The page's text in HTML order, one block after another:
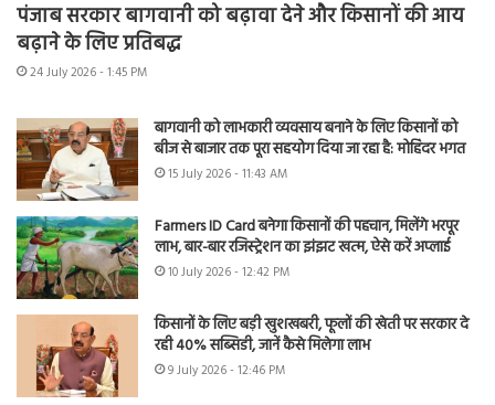
पंजाब सरकार बागवानी को बढ़ावा देने और किसानों की आय
बढ़ाने के लिए प्रतिबद्ध
24 July 2026 - 1:45 PM
बागवानी को लाभकारी व्यवसाय बनाने के लिए किसानों को
बीज से बाजार तक पूरा सहयोग दिया जा रहा है: मोहिंदर भगत
15 July 2026 - 11:43 AM
Farmers ID Card बनेगा किसानों की पहचान, मिलेंगे भरपूर
लाभ, बार-बार रजिस्ट्रेशन का झंझट खत्म, ऐसे करें अप्लाई
10 July 2026 - 12:42 PM
किसानों के लिए बड़ी खुशखबरी, फूलों की खेती पर सरकार दे
रही 40% सब्सिडी, जानें कैसे मिलेगा लाभ
9 July 2026 - 12:46 PM